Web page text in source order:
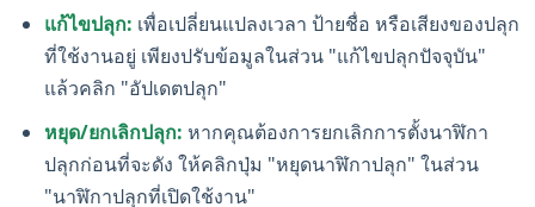
แก้ไขปลุก: เพื่อเปลี่ยนแปลงเวลา ป้ายชื่อ หรือเสียงของปลุก
ที่ใช้งานอยู่ เพียงปรับข้อมูลในส่วน "แก้ไขปลุกปัจจุบัน"
แล้วคลิก "อัปเดตปลุก"
หยุด/ยกเลิกปลุก: หากคุณต้องการยกเลิกการตั้งนาฬิกา
ปลุกก่อนที่จะดัง ให้คลิกปุ่ม "หยุดนาฬิกาปลุก" ในส่วน
"นาฬิกาปลุกที่เปิดใช้งาน"